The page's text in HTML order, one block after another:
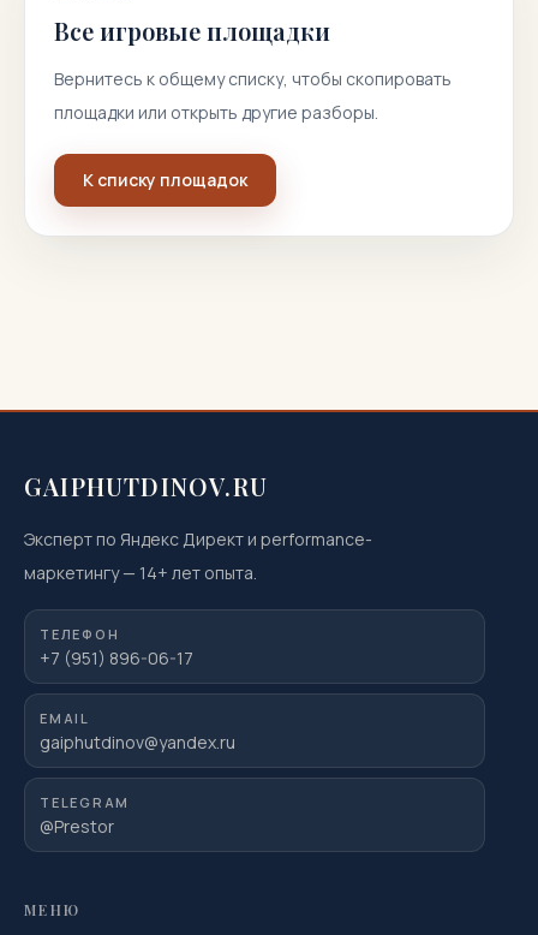
Все игровые площадки
Вернитесь к общему списку, чтобы скопировать
площадки или открыть другие разборы.
К списку площадок
GAIPHUTDINOV.RU
Эксперт по Яндекс Директ и performance-
маркетингу— 14+ лет опыта.
ТЕЛЕФОН
+7 (951) 896-06-17
EMAIL
gaiphutdinov@yandex.ru
TELEGRAM
@Prestor
МЕНЮ